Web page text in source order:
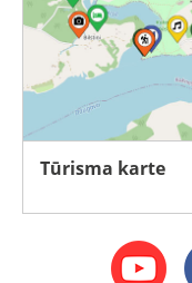
Tūrisma karte